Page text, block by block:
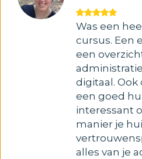
Was een
cursus. Een
een
digitaal. Ook
een goed
interessant
manier je
alles van je